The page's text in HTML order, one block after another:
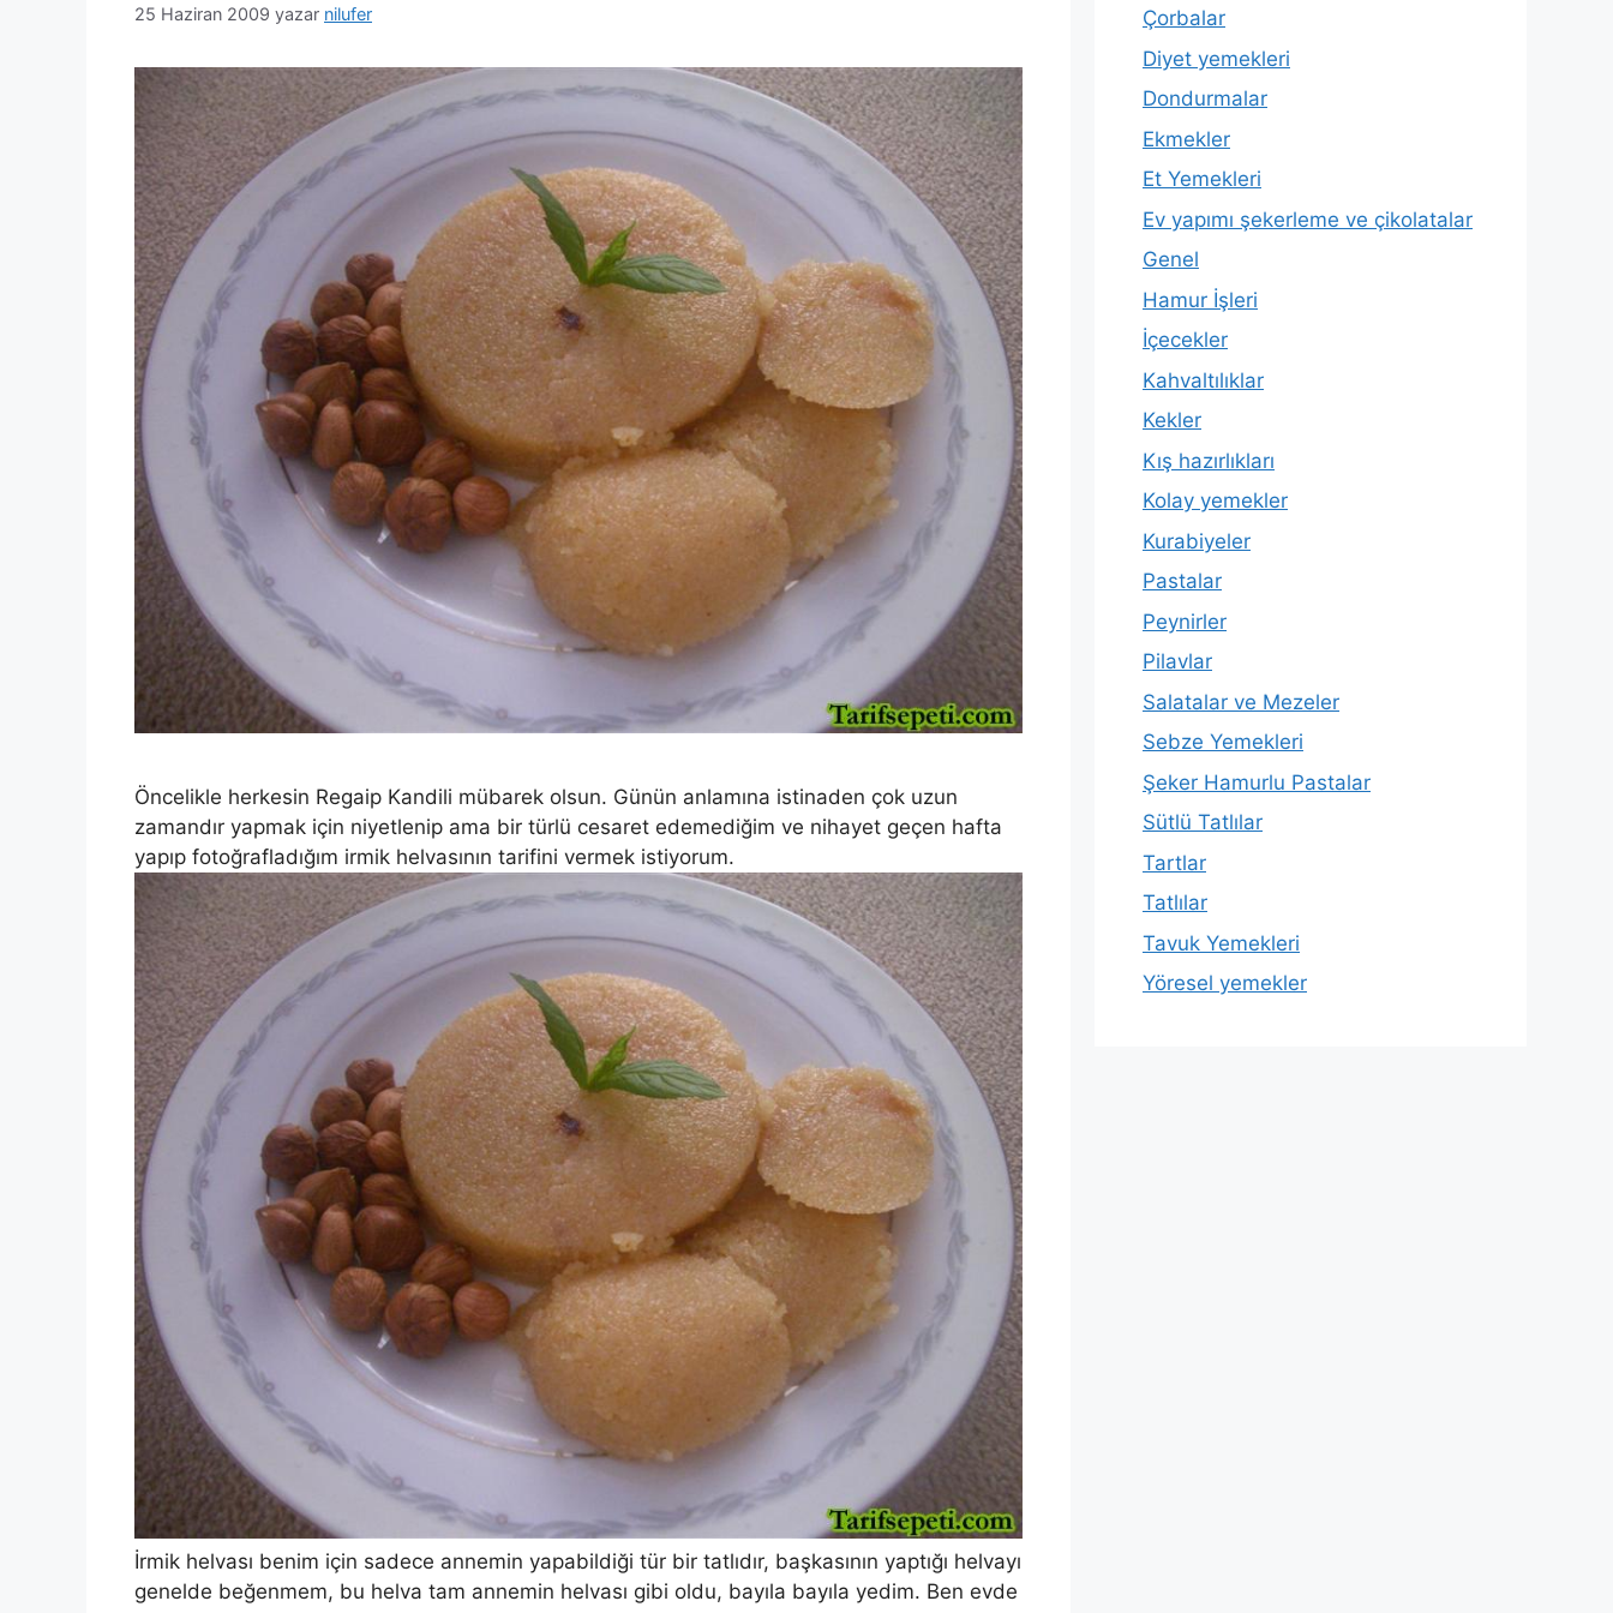
25 Haziran 2009 yazar nilufer
Öncelikle herkesin Regaip Kandili mübarek olsun. Günün anlamına istinaden çok uzun
zamandır yapmak için niyetlenip ama bir türlü cesaret edemediğim ve nihayet geçen hafta
yapıp fotoğrafladığım irmik helvasının tarifini vermek istiyorum.
İrmik helvası benim için sadece annemin yapabildiği tür bir tatlıdır, başkasının yaptığı helvayı
genelde beğenmem, bu helva tam annemin helvası gibi oldu, bayıla bayıla yedim. Ben evde
Çorbalar
Diyet yemekleri
Dondurmalar
Ekmekler
Et Yemekleri
Ev yapımı şekerleme ve çikolatalar
Genel
Hamur İşleri
İçecekler
Kahvaltılıklar
Kekler
Kış hazırlıkları
Kolay yemekler
Kurabiyeler
Pastalar
Peynirler
Pilavlar
Salatalar ve Mezeler
Sebze Yemekleri
Şeker Hamurlu Pastalar
Sütlü Tatlılar
Tartlar
Tatlılar
Tavuk Yemekleri
Yöresel yemekler